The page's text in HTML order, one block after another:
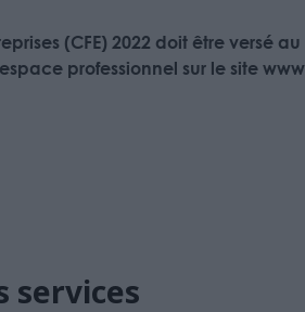
(CFE) 2022 doit être versé
professionnel sur le site
services